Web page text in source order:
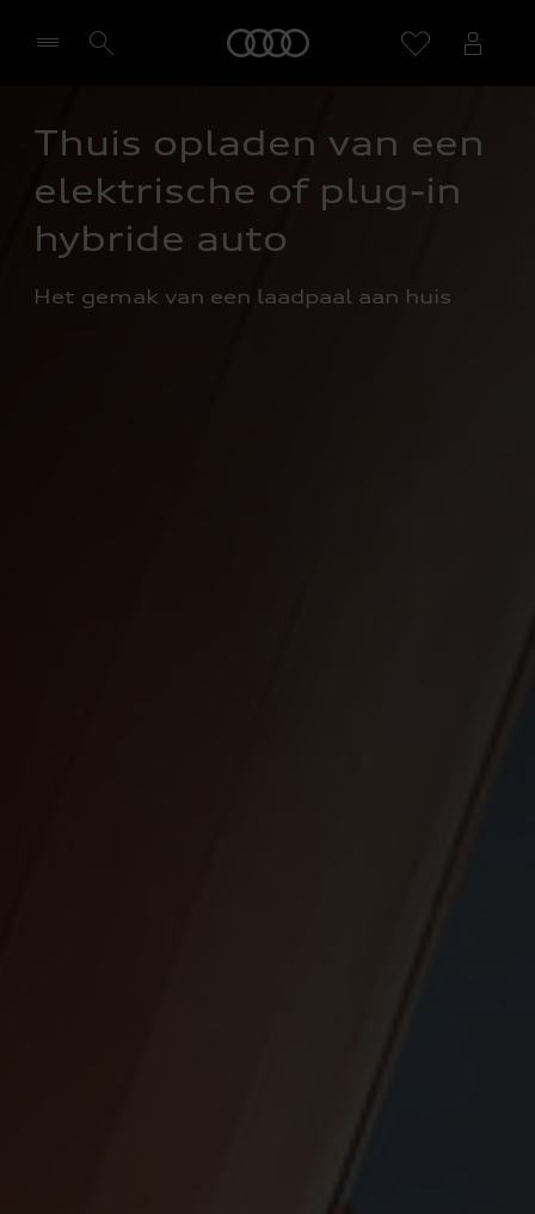
Selecteer een dealer
Thuis opladen van een
elektrische of plug-in
hybride auto
Het gemak van een laadpaal aan huis